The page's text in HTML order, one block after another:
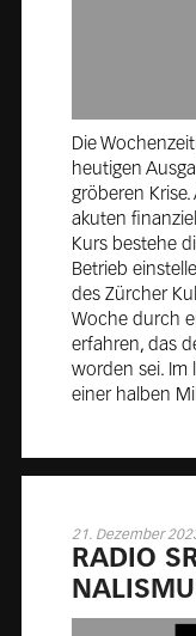
Die
heutigen
gröberen
akuten
Kurs bestehe
Betrieb
des Zürcher
Woche durch
erfahren, das
worden sei. Im
einer halben
21. Dezember
RA­DIO